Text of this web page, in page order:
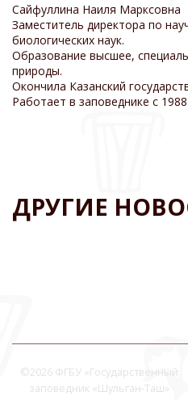
Сайфуллина Наиля Марксовна
Заместитель директора по
биологических наук.
Образование высшее,
природы.
Окончила Казанский
Работает в заповеднике с 1988
ДРУГИЕ
©2026 ФГБУ «Государственный
заповедник «Шульган-Таш»